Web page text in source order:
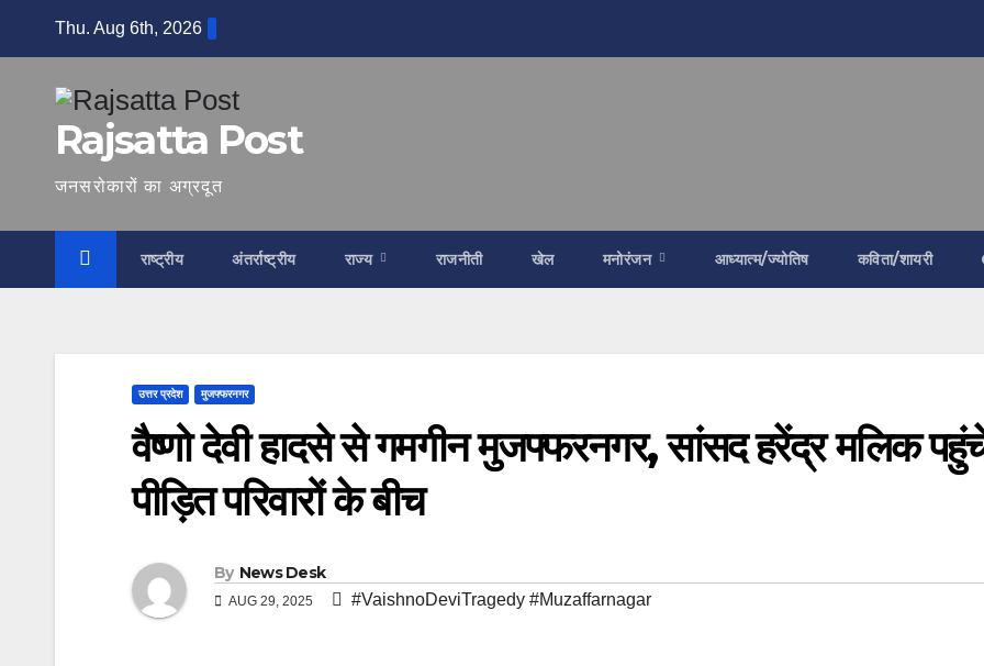
Thu. Aug 6th, 2026
Rajsatta Post
जनसरोकारों का अग्रदूत
राष्ट्रीय अंतर्राष्ट्रीय राज्य राजनीती खेल मनोरंजन आध्यात्म/ज्योतिष कविता/शायरी
उत्तर प्रदेश मुजफ्फरनगर
वैष्णो देवी हादसे से गमगीन मुजफ्फरनगर, सांसद हरेंद्र मलिक
पीड़ित परिवारों के बीच
By News Desk
AUG 29, 2025 #VaishnoDeviTragedy #Muzaffarnagar